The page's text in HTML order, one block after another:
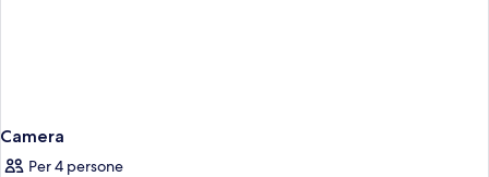
Camera
Per 4 persone